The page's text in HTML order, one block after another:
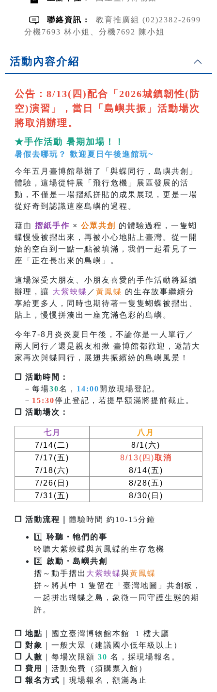
聯絡資訊 :
教育推廣組 (02)2382-2699
分機7693 林小姐、分機7692 陳小姐
活動內容介紹
公告：8/13(四)配合「2026城鎮韌性(防
空)演習」，當日「島嶼共振」活動場次
將取消辦理。
★手作活動 暑期加場！！
暑假去哪玩？ 歡迎夏日午後進館玩~
今年五月臺博館舉辦了「與蝶同行，島嶼共創」
體驗，這場從特展「飛行危機」展區發展的活
動，不僅是一場摺紙拼貼的成果展現，更是一場
從好奇到認識這座島嶼的過程。
藉由 摺紙手作 × 公眾共創 的體驗過程，一隻蝴
蝶慢慢被摺出來，再被小心地貼上臺灣。從一開
始的空白到一點一點被填滿，我們一起看見了一
座「正在長出來的島嶼」。
這場深受大朋友、小朋友喜愛的手作活動將延續
辦理，讓 大紫蛺蝶 ／ 黃鳳蝶 的生存故事繼續分
享給更多人，同時也期待著一隻隻蝴蝶被摺出、
貼上，慢慢拼湊出一座充滿色彩的島嶼。
今年7-8月炎炎夏日午後，不論你是一人單行／
兩人同行／還是親友相揪 臺博館都歡迎，邀請大
家再次與蝶同行，展翅共振繽紛的島嶼風景！
❐ 活動時間：
－每場30名， 14:00 開放現場登記。
－ 15:30停止登記，若提早額滿將提前截止。
❐ 活動場次：
七月
八月
7/14( 二 ) 8/1(六)
7/17(五) 8/13( 四 )取消
7/18(六) 8/14(五)
7/26( 日 ) 8/28(五)
7/31(五) 8/30( 日 )
❐ 活動流程｜ 體驗時間 約10-15分鐘
1️⃣ 聆聽・牠們的事
聆聽大紫蛺蝶與黃鳳蝶的生存危機
2️⃣ 啟動 ・ 島嶼共創
摺～動手摺出 大紫蛺蝶與黃鳳蝶
拼～將其中 1 隻留在「臺灣地圖」共創板，
一起拼出蝴蝶之島，象徵一同守護生態的期
許。
❐ 地點 ｜國立臺灣博物館本館 1 樓大廳
❐ 對象
｜一般大眾（建議國小低年級以上）
❐ 人數
｜每場次限額 30 名，採現場報名。
❐ 費用
｜活動免費（須購票入館）
❐ 報名方式
｜現場報名，額滿為止